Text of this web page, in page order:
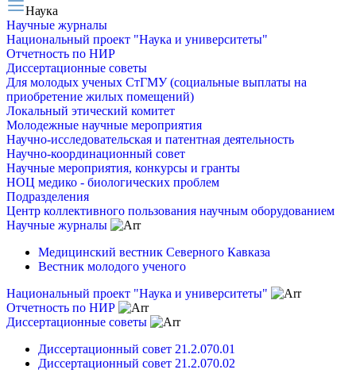
Наука
Научные журналы
Национальный проект "Наука и университеты"
Отчетность по НИР
Диссертационные советы
Для молодых ученых СтГМУ (социальные выплаты на
приобретение жилых помещений)
Локальный этический комитет
Молодежные научные мероприятия
Научно-исследовательская и патентная деятельность
Научно-координационный совет
Научные мероприятия, конкурсы и гранты
НОЦ медико - биологических проблем
Подразделения
Центр коллективного пользования научным оборудованием
Научные журналы
Медицинский вестник Северного Кавказа
Вестник молодого ученого
Национальный проект "Наука и университеты"
Отчетность по НИР
Диссертационные советы
Диссертационный совет 21.2.070.01
Диссертационный совет 21.2.070.02